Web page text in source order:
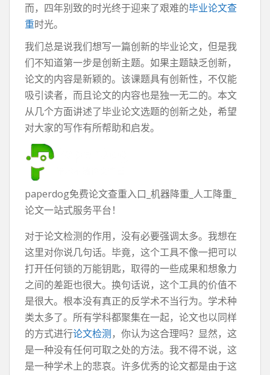
而，四年别致的时光终于迎来了艰难的毕业论文查
重时光。
我们总是说我们想写一篇创新的毕业论文，但是我
们不知道第一步是创新主题。如果主题缺乏创新，
论文的内容是新颖的。该课题具有创新性，不仅能
吸引读者，而且论文的内容也是独一无二的。本文
从几个方面讲述了毕业论文选题的创新之处，希望
对大家的写作有所帮助和启发。
paperdog免费论文查重入口_机器降重_人工降重_
论文一站式服务平台！
对于论文检测的作用，没有必要强调太多。我想在
这里对你说几句话。毕竟，这个工具不像一把可以
打开任何锁的万能钥匙，取得的一些成果和想象力
之间的差距也很大。换句话说，这个工具的价值不
是很大。根本没有真正的反学术不当行为。学术种
类太多了。所有学科都聚集在一起，论文也以同样
的方式进行论文检测，你认为这合理吗？显然，这
是一种没有任何可取之处的方法。我不得不说，这
是一种学术上的悲哀。许多优秀的论文都是由于这